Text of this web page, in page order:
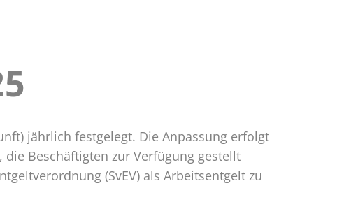
jährlich festgelegt. Die Anpassung erfolgt
Beschäftigten zur Verfügung gestellt
(SvEV) als Arbeitsentgelt zu